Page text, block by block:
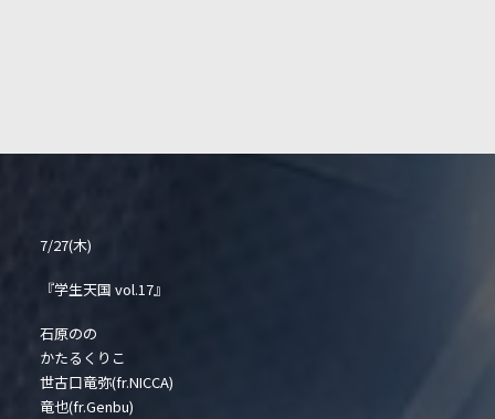
7/27(木)
『学生天国 vol.17』
石原のの
かたるくりこ
世古口竜弥(fr.NICCA)
竜也(fr.Genbu)